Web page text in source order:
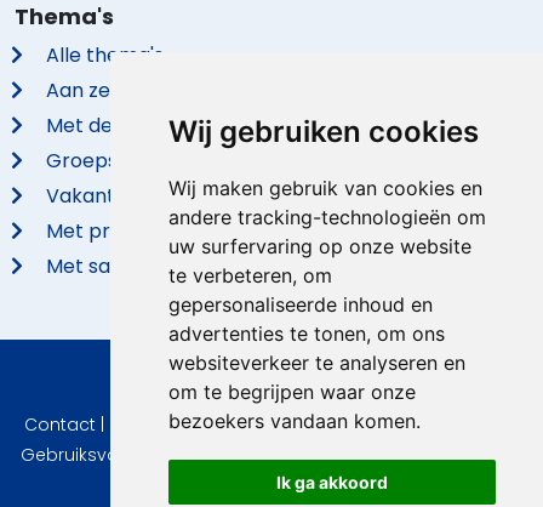
Wij gebruiken cookies
Wij maken gebruik van cookies en
andere tracking-technologieën om
uw surfervaring op onze website
te verbeteren, om
gepersonaliseerde inhoud en
advertenties te tonen, om ons
websiteverkeer te analyseren en
om te begrijpen waar onze
bezoekers vandaan komen.
Ik ga akkoord
Thema's
Alle thema's
Aan zee
Met de hond
Groepsaccommodaties
Vakantieparken
Met privé zwembad
Met sauna
© 2026 VidaVilla.com
Contact Privacy|Cookie instellingen|Herroepingsrecht
Gebruiksvoorwaarden|Imprint|Informatie Beoordelingen